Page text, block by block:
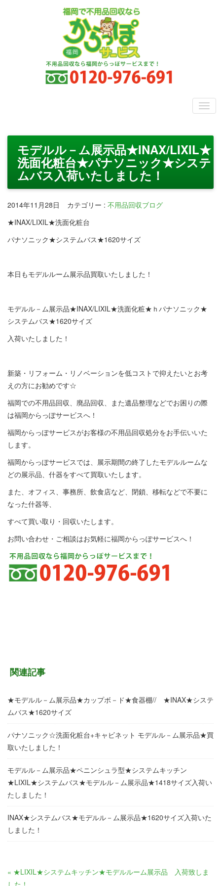
モデルル－ム展示品★INAX/LIXIL★
洗面化粧台★パナソニック★システ
ムバス入荷いたしました！
2014年11月28日 カテゴリー : 不用品回収ブログ
★INAX/LIXIL★洗面化粧台
パナソニック★システムバス★1620サイズ
本日もモデルルーム展示品買取いたしました！
モデルル－ム展示品★INAX/LIXIL★洗面化粧★ｈパナソニック★
システムバス★1620サイズ
入荷いたしました！
新築・リフォーム・リノベーションを低コストで抑えたいとお考
えの方にお勧めです☆
福岡での不用品回収、廃品回収、また遺品整理などでお困りの際
は福岡からっぽサービスへ！
福岡からっぽサービスがお客様の不用品回収処分をお手伝いいた
します。
福岡からっぽサービスでは、展示期間の終了したモデルルームな
どの展示品、什器をすべて買取いたします。
また、オフィス、事務所、飲食店など、閉鎖、移転などで不要に
なった什器等、
すべて買い取り・回収いたします。
お問い合わせ・ご相談はお気軽に福岡からっぽサービスへ！
関連記事
★モデルル－ム展示品★カップボ－ド★食器棚// ★INAX★システ
ムバス★1620サイズ
パナソニック☆洗面化粧台+キャビネット モデルル－ム展示品★買
取いたしました！
モデルル－ム展示品★ペニンシュラ型★システムキッチン
★LIXIL★システムバス★モデルル－ム展示品★1418サイズ入荷い
たしました！
INAX★システムバス★モデルル－ム展示品★1620サイズ入荷いた
しました！
« ★LIXIL★システムキッチン★モデルルーム展示品 入荷致しま